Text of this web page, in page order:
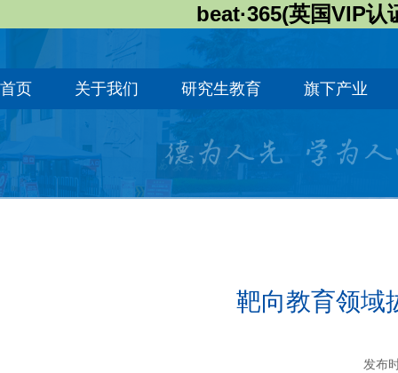
beat·365(英国VIP
首页 关于我们 研究生教育 旗下产业
靶向教育领域
发布